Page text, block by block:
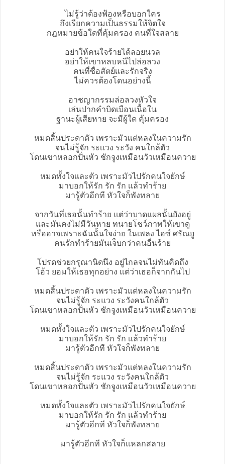
ไม่รู้ว่าต้องฟ้องหรือบอกใคร
ถึงเรียกความเป็นธรรมให้จิตใจ
กฎหมายข้อใดที่คุ้มครอง คนที่ใจสลาย
อย่าให้คนใจร้ายได้ลอยนวล
อย่าให้เขาหลบหนีไปล่อลวง
คนที่ซื่อสัตย์เเละรักจริง
ไม่ควรต้องโดนอย่างนี้
อาชญากรรมล่อลวงหัวใจ
เล่นปากคำบิดเบือนเนื้อใน
ฐานะผู้เสียหาย จะมีผู้ใด คุ้มครอง
หมดสิ้นประดาตัว เพราะมัวเเต่หลงในความรัก
จนไม่รู้จัก ระเเวง ระวัง คนใกล้ตัว
โดนเขาหลอกปั่นหัว ชักจูงเหมือนวัวเหมือนควาย
หมดทั้งใจเเละตัว เพราะมัวไปรักคนใจยักษ์
มาบอกให้รัก รัก รัก เเล้วทำร้าย
มารู้ตัวอีกที หัวใจก็พังทลาย
จากวันที่เธอนั้นทำร้าย แต่ว่าบาดแผลนั้นยังอยู่
และมันคงไม่มีวันหาย ทนายโชว์ภาพให้เขาดู
หรืออาจเพราะฉันนั้นใจง่าย ในเพลง ไอซ์ ศรัณยู
คนรักทำร้ายมันเจ็บกว่าคนอื่นร้าย
โปรดช่วยกรุณานิดนึง อยู่ไกลจนไม่ทันคิดถึง
โอ้ว ยอมให้เธอทุกอย่าง แต่ว่าเธอก็จากกันไป
หมดสิ้นประดาตัว เพราะมัวแต่หลงในความรัก
จนไม่รู้จัก ระแวง ระวังคนใกล้ตัว
โดนเขาหลอกปั่นหัว ชักจูงเหมือนวัวเหมือนควาย
หมดทั้งใจเเละตัว เพราะมัวไปรักคนใจยักษ์
มาบอกให้รัก รัก รัก เเล้วทำร้าย
มารู้ตัวอีกที หัวใจก็พังทลาย
หมดสิ้นประดาตัว เพราะมัวแต่หลงในความรัก
จนไม่รู้จัก ระแวง ระวังคนใกล้ตัว
โดนเขาหลอกปั่นหัว ชักจูงเหมือนวัวเหมือนควาย
หมดทั้งใจเเละตัว เพราะมัวไปรักคนใจยักษ์
มาบอกให้รัก รัก รัก เเล้วทำร้าย
มารู้ตัวอีกที หัวใจก็พังทลาย
มารู้ตัวอีกที หัวใจก็แหลกสลาย